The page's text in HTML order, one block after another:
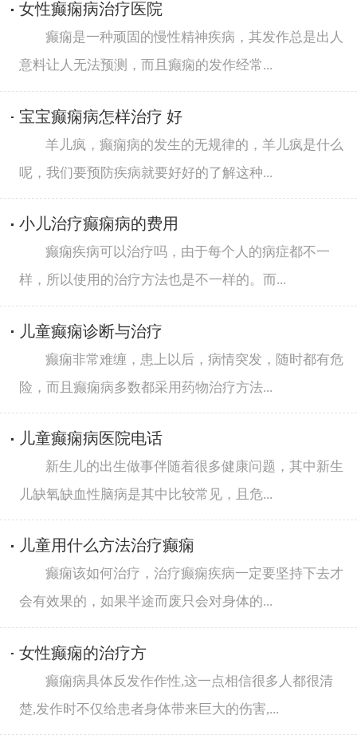
女性癫痫病治疗医院
癫痫是一种顽固的慢性精神疾病，其发作总是出人
意料让人无法预测，而且癫痫的发作经常...
宝宝癫痫病怎样治疗 好
羊儿疯，癫痫病的发生的无规律的，羊儿疯是什么
呢，我们要预防疾病就要好好的了解这种...
小儿治疗癫痫病的费用
癫痫疾病可以治疗吗，由于每个人的病症都不一
样，所以使用的治疗方法也是不一样的。而...
儿童癫痫诊断与治疗
癫痫非常难缠，患上以后，病情突发，随时都有危
险，而且癫痫病多数都采用药物治疗方法...
儿童癫痫病医院电话
新生儿的出生做事伴随着很多健康问题，其中新生
儿缺氧缺血性脑病是其中比较常见，且危...
儿童用什么方法治疗癫痫
癫痫该如何治疗，治疗癫痫疾病一定要坚持下去才
会有效果的，如果半途而废只会对身体的...
女性癫痫的治疗方
癫痫病具体反发作作性,这一点相信很多人都很清
楚,发作时不仅给患者身体带来巨大的伤害,...